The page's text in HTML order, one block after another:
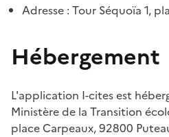
Adresse : Tour Séquoïa 1,
Hébergement
L'application I-cites est
Ministère de la Transition
place Carpeaux, 92800